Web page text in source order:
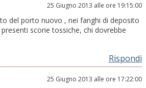
25 Giugno 2013 alle ore 19:15:00
del porto nuovo , nei fanghi di deposito
scorie tossiche, chi dovrebbe
Rispondi
25 Giugno 2013 alle ore 17:22:00